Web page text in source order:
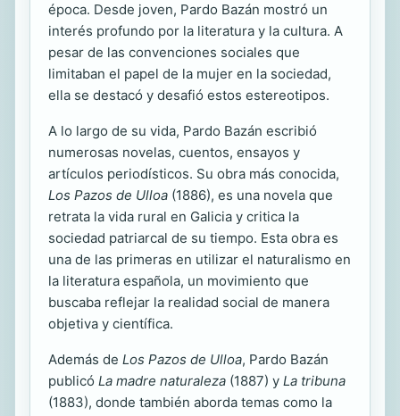
época. Desde joven, Pardo Bazán mostró un
interés profundo por la literatura y la cultura. A
pesar de las convenciones sociales que
limitaban el papel de la mujer en la sociedad,
ella se destacó y desafió estos estereotipos.
A lo largo de su vida, Pardo Bazán escribió
numerosas novelas, cuentos, ensayos y
artículos periodísticos. Su obra más conocida,
Los Pazos de Ulloa (1886), es una novela que
retrata la vida rural en Galicia y critica la
sociedad patriarcal de su tiempo. Esta obra es
una de las primeras en utilizar el naturalismo en
la literatura española, un movimiento que
buscaba reflejar la realidad social de manera
objetiva y científica.
Además de Los Pazos de Ulloa, Pardo Bazán
publicó La madre naturaleza (1887) y La tribuna
(1883), donde también aborda temas como la